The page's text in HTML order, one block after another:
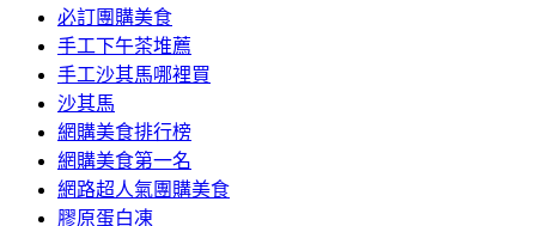
必訂團購美食
手工下午茶堆薦
手工沙其馬哪裡買
沙其馬
網購美食排行榜
網購美食第一名
網路超人氣團購美食
膠原蛋白凍